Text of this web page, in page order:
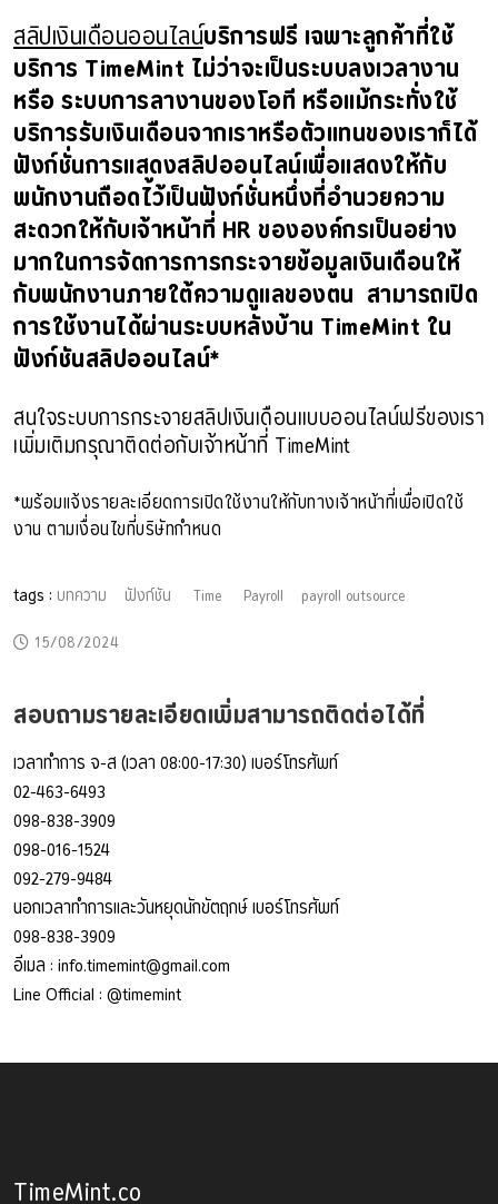
สลิปเงินเดือนออนไลน์บริการฟรี เฉพาะลูกค้าที่ใช้
บริการ TimeMint ไม่ว่าจะเป็นระบบลงเวลางาน
หรือ ระบบการลางานของโอที หรือแม้กระทั่งใช้
บริการรับเงินเดือนจากเราหรือตัวแทนของเราก็ได้
ฟังก์ชั่นการแสดงสลิปออนไลน์เพื่อแสดงให้กับ
พนักงานถือดไ้ว้เป็นฟังก์ชั่นหนึ่งที่อำนวยความ
สะดวกให้กับเจ้าหน้าที่ HR ขององค์กรเป็นอย่าง
มากในการจัดการการกระจายข้อมูลเงินเดือนให้
กับพนักงานภายใต้ความดูแลของตน สามารถเปิด
การใช้งานได้ผ่านระบบหลังบ้าน TimeMint ใน
ฟังก์ชันสลิปออนไลน์*
สนใจระบบการกระจายสลิปเงินเดือนแบบออนไลน์ฟรีของเรา
เพิ่มเติมกรุณาติดต่อกับเจ้าหน้าที่ TimeMint
*พร้อมแจ้งรายละเอียดการเปิดใช้งานให้กับทางเจ้าหน้าที่เพื่อเปิดใช้
งาน ตามเงื่อนไขที่บริษัทกำหนด
tags : บทความ ฟังก์ชัน Time Payroll
payroll outsource
15/08/2024
สอบถามรายละเอียดเพิ่มสามารถติดต่อได้ที่
เวลาทำการ จ-ส (เวลา 08:00-17:30) เบอร์โทรศัพท์
02-463-6493
098-838-3909
098-016-1524
092-279-9484
นอกเวลาทำการและวันหยุดนักขัตฤกษ์ เบอร์โทรศัพท์
098-838-3909
อีเมล :info.timemint@gmail.com
Line Official :@timemint
TimeMint.co